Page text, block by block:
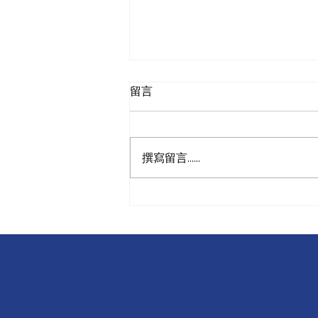
慎防堆高車超重搬運
留言
撰寫留言......